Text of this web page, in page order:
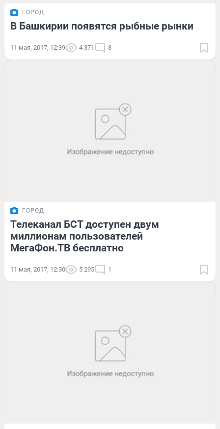
ГОРОД
В Башкирии появятся рыбные рынки
11 мая, 2017, 12:39 4 371 8
ГОРОД
Телеканал БСТ доступен двум
миллионам пользователей
МегаФон.ТВ бесплатно
11 мая, 2017, 12:30 5 295 1